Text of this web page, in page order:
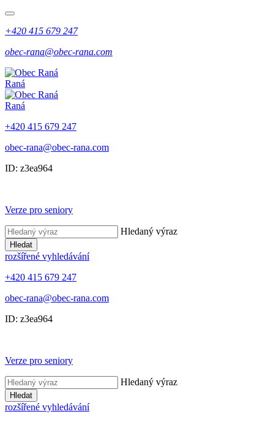
+420 415 679 247
obec-rana@obec-rana.com
Raná
Raná
+420 415 679 247
obec-rana@obec-rana.com
ID: z3ea964
Verze pro seniory
Hledaný výraz
Hledat
rozšířené vyhledávání
+420 415 679 247
obec-rana@obec-rana.com
ID: z3ea964
Verze pro seniory
Hledaný výraz
Hledat
rozšířené vyhledávání